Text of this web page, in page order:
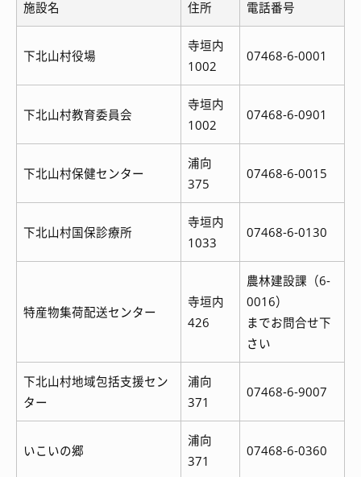
施設名 住所 電話番号
下北山村役場
寺垣内
1002
07468-6-0001
下北山村教育委員会
寺垣内
1002
07468-6-0901
下北山村保健センター
浦向
375
07468-6-0015
下北山村国保診療所
寺垣内
1033
07468-6-0130
特産物集荷配送センター
寺垣内
426
農林建設課（6-
0016）
までお問合せ下
さい
下北山村地域包括支援セン
ター
浦向
371
07468-6-9007
いこいの郷
浦向
371
07468-6-0360